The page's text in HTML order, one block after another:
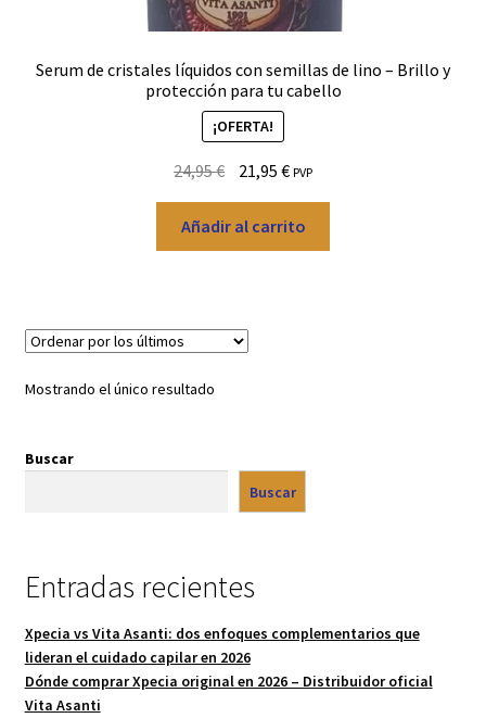
Registro de afiliados
Términos y condiciones de venta y Política de devoluciones
Finalizar Compra
Mi cuenta
Serum de cristales líquidos con semillas de lino – Brillo y
protección para tu cabello
¡OFERTA!
24,95€
El
precio
original
era:
21,95 €El
precio
actual
es:
PVP
Añadir al carrito
Mostrando el único resultado
Buscar
Buscar
Entradas recientes
Xpecia vs Vita Asanti: dos enfoques complementarios que
lideran el cuidado capilar en 2026
Dónde comprar Xpecia original en 2026 – Distribuidor oficial
Vita Asanti